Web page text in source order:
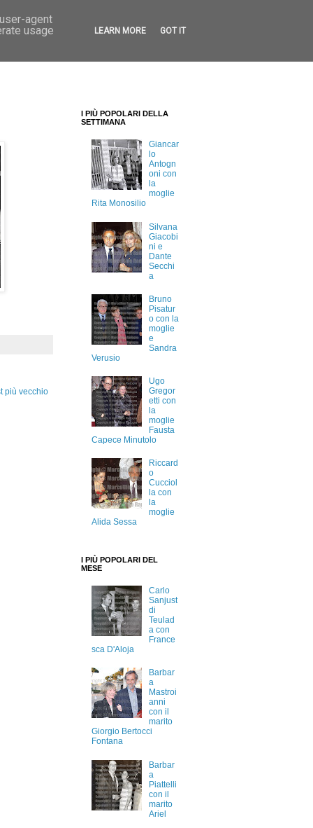
più vecchio
I PIÙ POPOLARI DELLA
SETTIMANA
Giancar
lo
Antogn
oni con
la
moglie
Rita Monosilio
Silvana
Giacobi
ni e
Dante
Secchi
a
Bruno
Pisatur
o con la
moglie
e
Sandra
Verusio
Ugo
Gregor
etti con
la
moglie
Fausta
Capece Minutolo
Riccard
o
Cucciol
la con
la
moglie
Alida Sessa
I PIÙ POPOLARI DEL
MESE
Carlo
Sanjust
di
Teulad
a con
France
sca D'Aloja
Barbar
a
Mastroi
anni
con il
marito
Giorgio Bertocci
Fontana
Barbar
a
Piattelli
con il
marito
Ariel
agent
usage
LEARN MORE GOT IT